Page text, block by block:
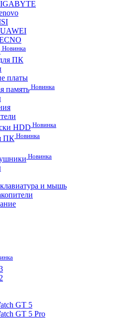
Новинка
ПК
платы
память Новинка
HDD Новинка
ПК Новинка
Новинка
и мышь
GT 5
GT 5 Pro